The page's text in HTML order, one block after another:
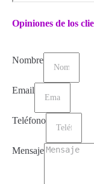
Opiniones de los
Nombre
Email
Teléfono
Mensaje